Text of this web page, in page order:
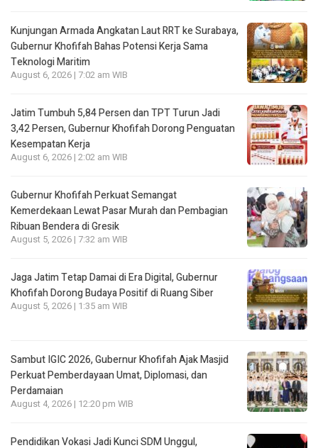
Kunjungan Armada Angkatan Laut RRT ke Surabaya,
Gubernur Khofifah Bahas Potensi Kerja Sama
Teknologi Maritim
August 6, 2026 | 7:02 am WIB
Jatim Tumbuh 5,84 Persen dan TPT Turun Jadi
3,42 Persen, Gubernur Khofifah Dorong Penguatan
Kesempatan Kerja
August 6, 2026 | 2:02 am WIB
Gubernur Khofifah Perkuat Semangat
Kemerdekaan Lewat Pasar Murah dan Pembagian
Ribuan Bendera di Gresik
August 5, 2026 | 7:32 am WIB
Jaga Jatim Tetap Damai di Era Digital, Gubernur
Khofifah Dorong Budaya Positif di Ruang Siber
August 5, 2026 | 1:35 am WIB
Sambut IGIC 2026, Gubernur Khofifah Ajak Masjid
Perkuat Pemberdayaan Umat, Diplomasi, dan
Perdamaian
August 4, 2026 | 12:20 pm WIB
Pendidikan Vokasi Jadi Kunci SDM Unggul,